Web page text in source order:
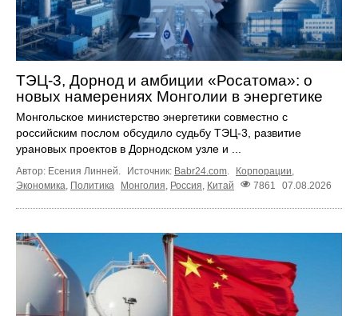
ТЭЦ-3, Дорнод и амбиции «Росатома»: о
новых намерениях Монголии в энергетике
Монгольское министерство энергетики совместно с
российским послом обсудило судьбу ТЭЦ‑3, развитие
урановых проектов в Дорнодском узле и ...
Автор: Есения Линней. Источник: Babr24.com. Корпорации,
Экономика Политика Монголия Россия Китай 7861 07.08.2026